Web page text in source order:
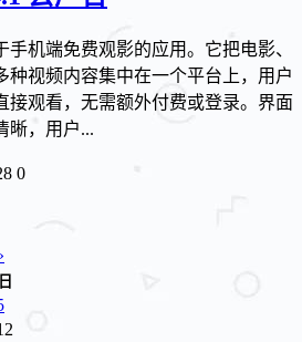
机端免费观影的应用。它把电影、
种视频内容集中在一个平台上，用户
接观看，无需额外付费或登录。界面
晰，用户...
0
日